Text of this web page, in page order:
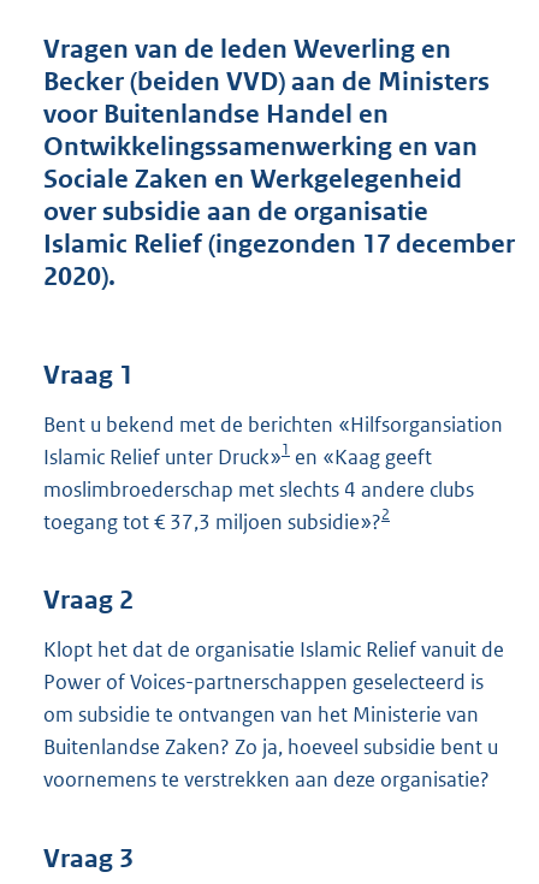
d
s
g
r
o
t
t
Vragen van de leden Weverling en
Becker (beiden VVD) aan de Ministers
voor Buitenlandse Handel en
Ontwikkelingssamenwerking en van
Sociale Zaken en Werkgelegenheid
over subsidie aan de organisatie
Islamic Relief (ingezonden 17 december
2020).
Vraag 1
Bent u bekend met de berichten «Hilfsorgansiation
Islamic Relief unter Druck»1 en «Kaag geeft
moslimbroederschap met slechts 4 andere clubs
toegang tot € 37,3 miljoen subsidie»?2
Vraag 2
Klopt het dat de organisatie Islamic Relief vanuit de
Power of Voices-partnerschappen geselecteerd is
om subsidie te ontvangen van het Ministerie van
Buitenlandse Zaken? Zo ja, hoeveel subsidie bent u
voornemens te verstrekken aan deze organisatie?
Vraag 3